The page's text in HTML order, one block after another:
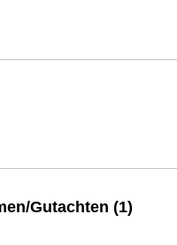
Gutachten (1)